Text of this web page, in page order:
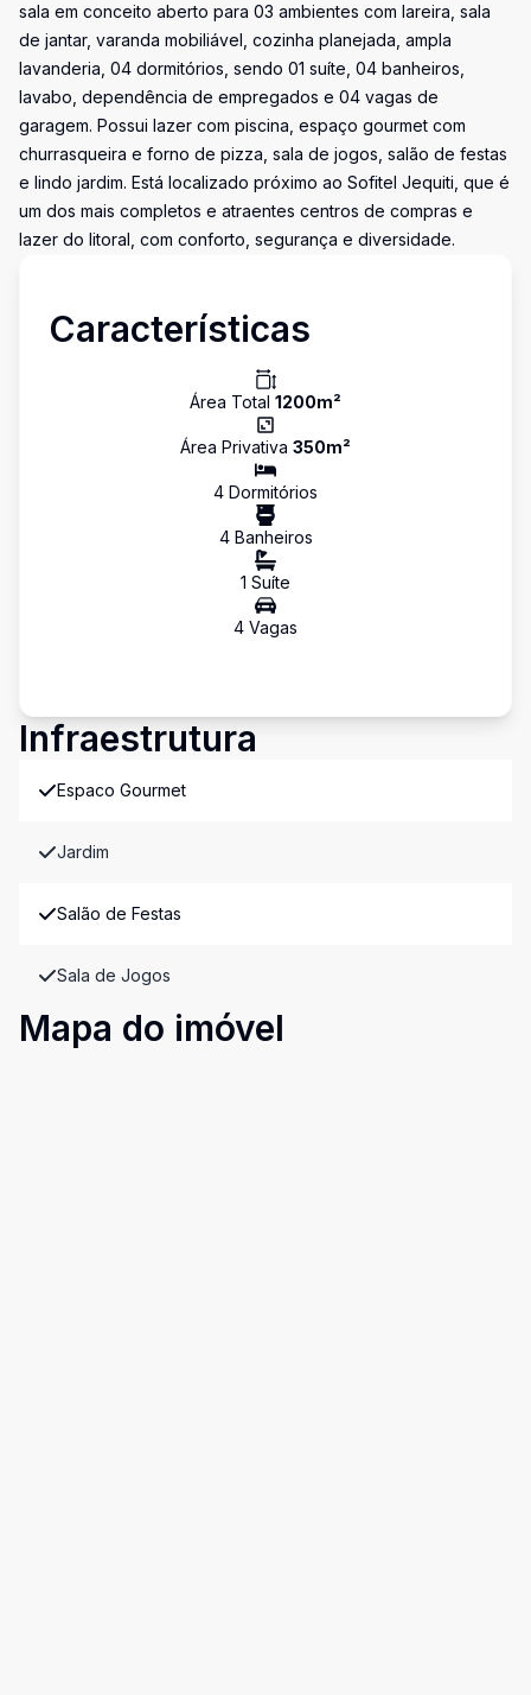
sala em conceito aberto para 03 ambientes com lareira, sala
de jantar, varanda mobiliável, cozinha planejada, ampla
lavanderia, 04 dormitórios, sendo 01 suíte, 04 banheiros,
lavabo, dependência de empregados e 04 vagas de
garagem. Possui lazer com piscina, espaço gourmet com
churrasqueira e forno de pizza, sala de jogos, salão de festas
e lindo jardim. Está localizado próximo ao Sofitel Jequiti, que é
um dos mais completos e atraentes centros de compras e
lazer do litoral, com conforto, segurança e diversidade.
Características
Área Total 1200m²
Área Privativa 350m²
4 Dormitórios
4Banheiros
1 Suíte
4 Vagas
Infraestrutura
Espaco Gourmet
Jardim
Salão de Festas
Sala de Jogos
Mapa do imóvel